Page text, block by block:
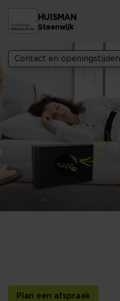
HUISMAN
Steenwijk
Contact en openingstijden
Plan een afspraak